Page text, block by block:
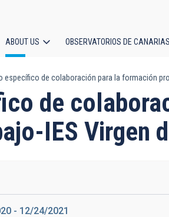
Main
ABOUT US OBSERVATORIOS DE CANARIAS
específico de colaboración para la formación
de
IES Virgen
- 12/24/2021